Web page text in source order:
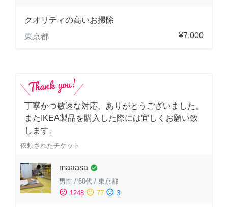
クオリティの高いお掃除
東京都
¥7,000
丁寧かつ敏速な対応、ありがとうございました。
またIKEA製品を購入した際には宜しくお願い致
します。
依頼されたチケット
maaasa check_circle
男性 / 60代 / 東京都
sentiment_satisfied 1248 sentiment_neutral 77 sentiment_dissatisfied 3